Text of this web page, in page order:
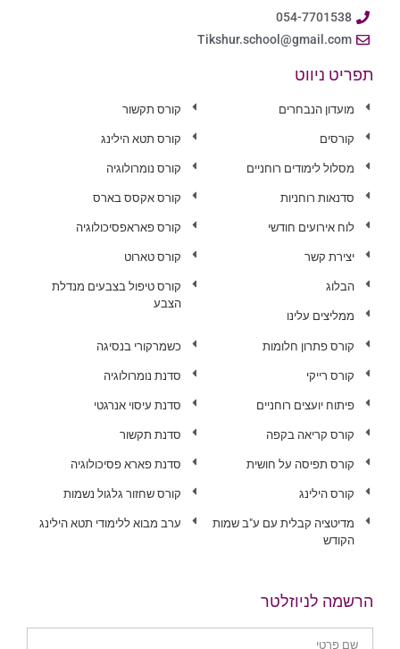
054-7701538
Tikshur.school@gmail.com
תפריט ניווט
מועדון הנבחרים
קורסים
מסלול לימודים רוחניים
סדנאות רוחניות
לוח אירועים חודשי
יצירת קשר
הבלוג
ממליצים עלינו
קורס תקשור
קורס תטא הילינג
קורס נומרולוגיה
קורס אקסס בארס
קורס פאראפסיכולוגיה
קורס טארוט
קורס טיפול בצבעים מנדלת
הצבע
קורס פתרון חלומות
קורס רייקי
פיתוח יועצים רוחניים
קורס קריאה בקפה
קורס תפיסה על חושית
קורס הילינג
מדיטציה קבלית עם ע"ב שמות
הקודש
כשמרקורי בנסיגה
סדנת נומרולוגיה
סדנת עיסוי אנרגטי
סדנת תקשור
סדנת פארא פסיכולוגיה
קורס שחזור גלגול נשמות
ערב מבוא ללימודי תטא הילינג
הרשמה לניוזלטר